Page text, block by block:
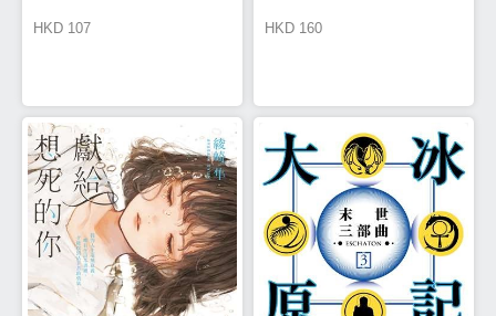
部】女神的化身（VI）
HKD 107 HKD 160